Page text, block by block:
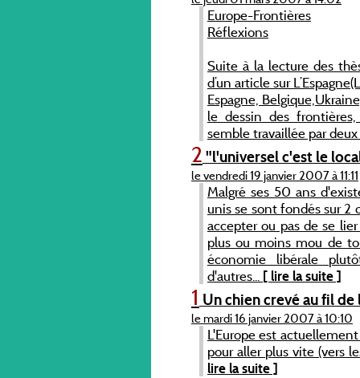
Europe-Frontières
Réflexions
Suite à la lecture des
d’un article sur
Espagne,
le dessin des frontières,
semble travaillée par
2 "l'universel c'est le
le vendredi 19 janvier 2007 à 11:11
Malgré ses 50 ans
unis se sont fondés sur 2
accepter ou pas de se
plus ou moins mou de
économie libérale
d'autres... [ lire la suite ]
1 Un chien crevé au fil de
le mardi 16 janvier 2007 à 10:10
L'Europe est
pour aller plus vite (vers
lire la suite ]